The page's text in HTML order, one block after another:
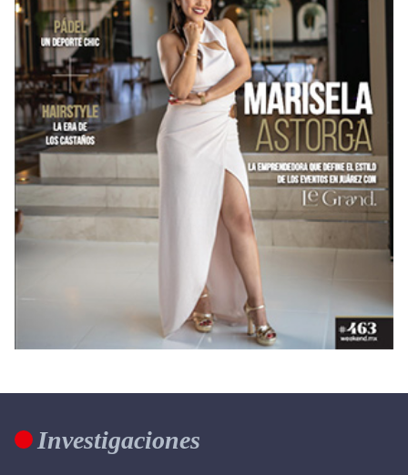
Investigaciones